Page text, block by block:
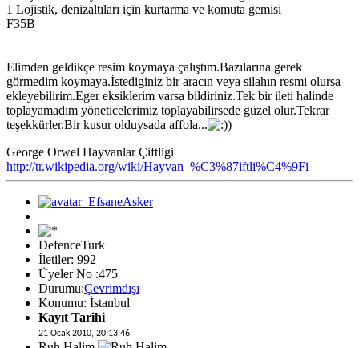
1 Lojistik, denizaltıları için kurtarma ve komuta gemisi
F35B
Elimden geldikçe resim koymaya çalıştım.Bazılarına gerek
görmedim koymaya.İstediginiz bir aracın veya silahın resmi olursa
ekleyebilirim.Eger eksiklerim varsa bildiriniz.Tek bir ileti halinde
toplayamadım yöneticelerimiz toplayabilirsede güzel olur.Tekrar
teşekkürler.Bir kusur olduysada affola...
George Orwel Hayvanlar Çiftligi
http://tr.wikipedia.org/wiki/Hayvan_%C3%87iftli%C4%9Fi
DefenceTurk
İletiler: 992
Üyeler No :475
Durumu:Çevrimdışı
Konumu: İstanbul
Kayıt Tarihi
21 Ocak 2010, 20:13:46